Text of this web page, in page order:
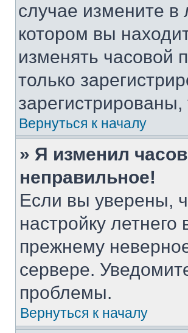
случае измените в
котором вы
изменять часовой
только
Вернуться к началу
» Я изменил
неправильное!
Если вы уверены,
настройку
прежнему
сервере.
проблемы.
Вернуться к началу